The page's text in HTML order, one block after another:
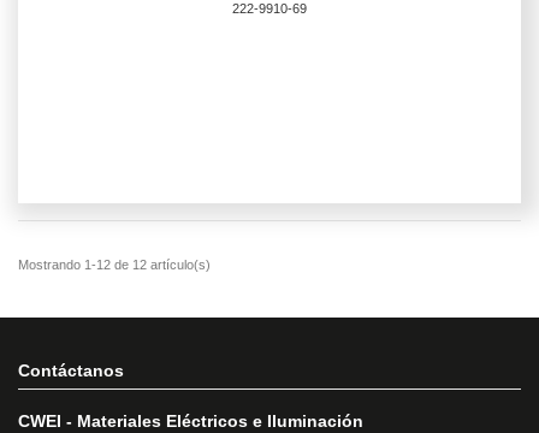
222-9910-69
Contáctanos
CWEI - Materiales Eléctricos e Iluminación